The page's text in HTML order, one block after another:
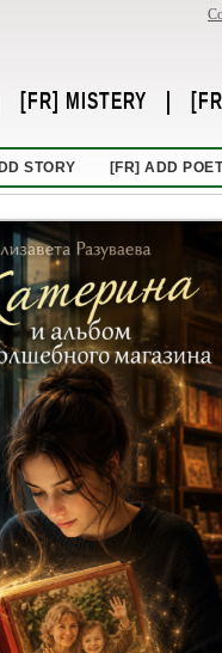
[FR] MISTERY |
STORY [FR] ADD